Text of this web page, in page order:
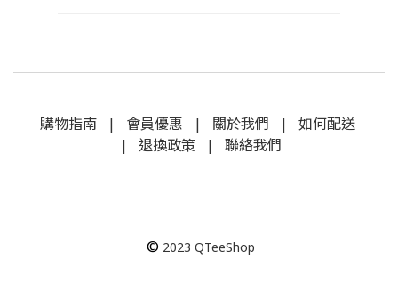
購物指南| 會員優惠 | 關於我們 | 如何配送
| 退換政策 | 聯絡我們
© 2023 QTeeShop